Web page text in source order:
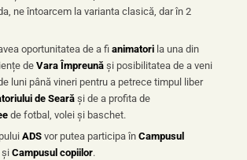
ne întoarcem la varianta clasică, dar în 2
oportunitatea de a fi animatorila una din
de Vara Împreunăși posibilitatea de a veni
luni până vineri pentru a petrece timpul liber
de Searăși de a profita de
de fotbal, volei și baschet.
ADSvor putea participa în Campusul
Campusul copiilor.